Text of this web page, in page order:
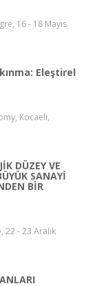
16 - 18 Mayıs
Eleştirel
Kocaeli,
DÜZEY VE
SANAYİ
BİR
22 - 23 Aralık